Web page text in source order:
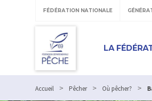
FÉDÉRATION NATIONALE
LA
Accueil > Pêcher > Où pêcher? >